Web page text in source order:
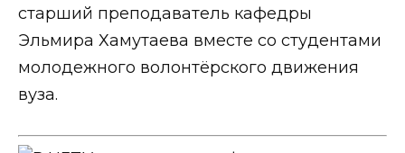
старший преподаватель кафедры
Эльмира Хамутаева вместе со студентами
молодежного волонтёрского движения
вуза.